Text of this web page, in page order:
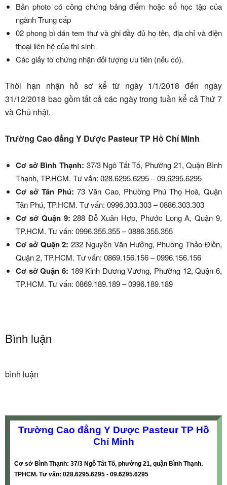
Bản photo có công chứng bảng điểm hoặc sổ học tập của
ngành Trung cấp
02 phong bì dán tem thư và ghi đầy đủ họ tên, địa chỉ và điện
thoại liên hệ của thí sinh
Các giấy tờ chứng nhận đối tượng ưu tiên (nếu có).
Thời hạn nhận hồ sơ kể từ ngày 1/1/2018 đến ngày
31/12/2018 bao gồm tất cả các ngày trong tuần kể cả Thứ 7
và Chủ nhật.
Trường Cao đẳng Y Dược Pasteur TP Hồ Chí Minh
Cơ sở Bình Thạnh: 37/3 Ngô Tất Tố, Phường 21, Quận Bình
Thạnh, TP.HCM. Tư vấn: 028.6295.6295 – 09.6295.6295
Cơ sở Tân Phú: 73 Văn Cao, Phường Phú Thọ Hoà, Quận
Tân Phú, TP.HCM. Tư vấn: 0996.303.303 – 0886.303.303
Cơ sở Quận 9: 288 Đỗ Xuân Hợp, Phước Long A, Quận 9,
TP.HCM. Tư vấn: 0996.355.355 – 0886.355.355
Cơ sở Quận 2: 232 Nguyễn Văn Hưởng, Phường Thảo Điền,
Quận 2, TP.HCM. Tư vấn: 0869.156.156 – 0996.156.156
Cơ sở Quận 6: 189 Kinh Dương Vương, Phường 12, Quận 6,
TP.HCM. Tư vấn: 0869.189.189 – 0996.189.189
Bình luận
bình luận
Trường Cao đẳng Y Dược Pasteur TP Hồ
Chí Minh
Cơ sở Bình Thạnh: 37/3 Ngô Tất Tố, phường 21, quận Bình Thạnh,
TPHCM. Tư vấn: 028.6295.6295 - 09.6295.6295